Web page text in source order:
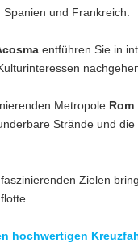
und Frankreich.
entführen Sie in
Metropole Rom
Strände und
Zielen
hochwertigen